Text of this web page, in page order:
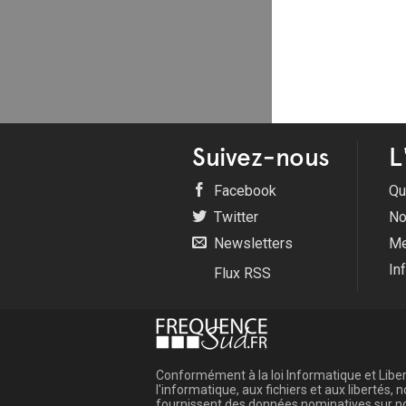
Suivez-nous
Facebook
Twitter
Newsletters
Flux RSS
Conformément à la loi Informatique et
l'informatique, aux fichiers et aux libertés,